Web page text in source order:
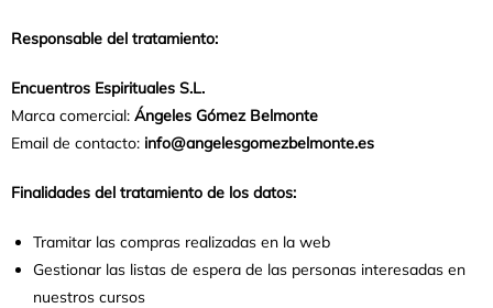
Responsable del tratamiento:
Encuentros Espirituales S.L.
Marca comercial: Ángeles Gómez Belmonte
Email de contacto: info@angelesgomezbelmonte.es
Finalidades del tratamiento de los datos:
Tramitar las compras realizadas en la web
Gestionar las listas de espera de las personas interesadas en
nuestros cursos